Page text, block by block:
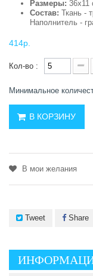
Размеры: 36х11
Состав: Ткань -
Наполнитель -
414р.
Кол-во :
Минимальное
В КОРЗИНУ
В мои желания
Tweet Share